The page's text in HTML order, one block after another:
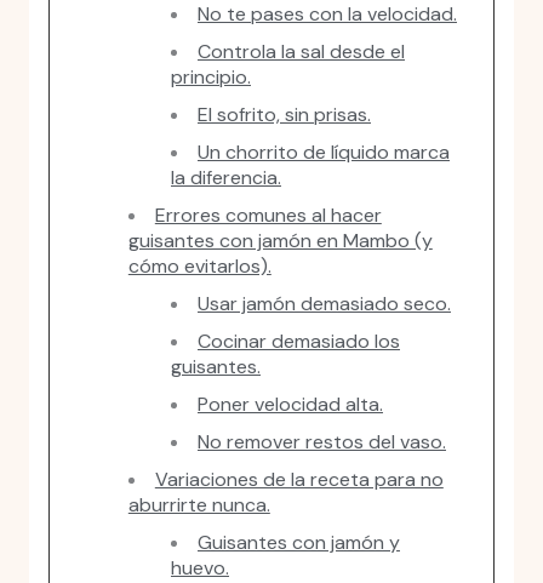
No te pases con la velocidad.
Controla la sal desde el
principio.
El sofrito, sin prisas.
Un chorrito de líquido marca
la diferencia.
Errores comunes al hacer
guisantes con jamón en Mambo (y
cómo evitarlos).
Usar jamón demasiado seco.
Cocinar demasiado los
guisantes.
Poner velocidad alta.
No remover restos del vaso.
Variaciones de la receta para no
aburrirte nunca.
Guisantes con jamón y
huevo.